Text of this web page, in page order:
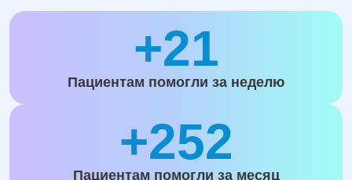
+21
Пациентам помогли за неделю
+252
Пациентам помогли за месяц